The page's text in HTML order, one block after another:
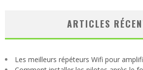
ARTICLES
Les meilleurs répéteurs Wifi pour